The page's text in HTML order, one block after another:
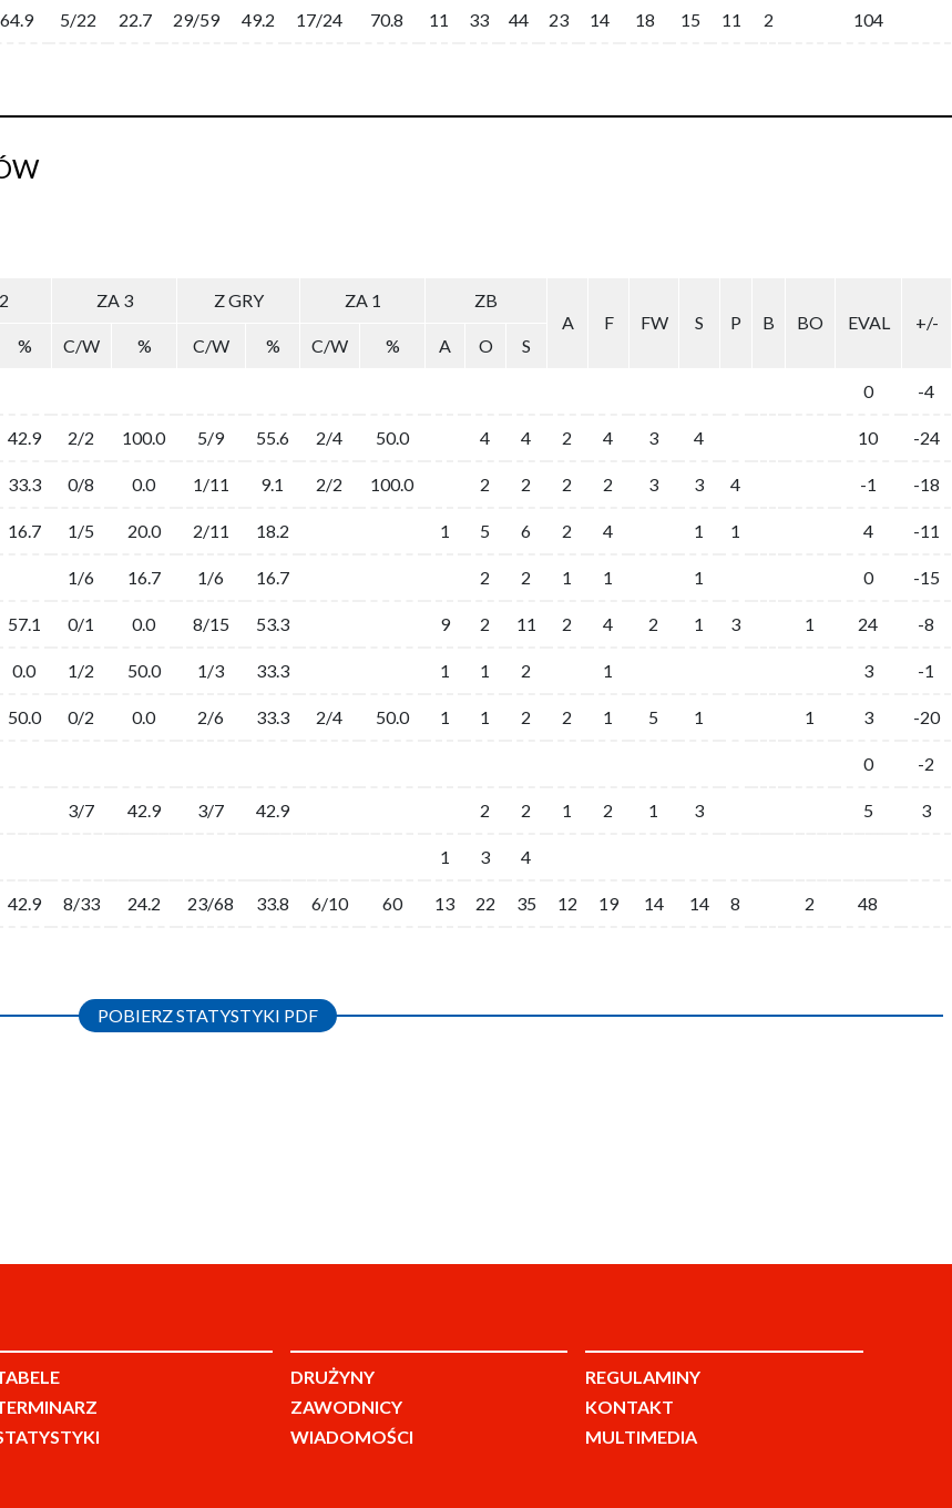
64.9 5/22 22.7 29/59 49.2 17/24 70.8 11 33 44 23 14 18 15 11 2 104
ZA 3 Z GRY ZA 1
ZB
A
F FW S P B BO EVAL
+/-
% C/W % C/W % C/W % A O S
0 -4
42.9 2/2 100.0 5/9 55.6 2/4 50.0 4 4 2 4 3 4 10 -24
33.3 0/8 0.0 1/11 9.1 2/2 100.0 2 2 2 2 3 3 4 -1 -18
16.7 1/5 20.0 2/11 18.2 1 5 6 2 4 1 1 4 -11
1/6 16.7 1/6 16.7 2 2 1 1 1 0 -15
57.1 0/1 0.0 8/15 53.3 9 2 11 2 4 2 1 3 1 24 -8
0.0 1/2 50.0 1/3 33.3 1 1 2 1 3 -1
50.0 0/2 0.0 2/6 33.3 2/4 50.0 1 1 2 2 1 5 1 1 3 -20
0 -2
3/7 42.9 3/7 42.9 2 2 1 2 1 3 5 3
1 3 4
42.9 8/33 24.2 23/68 33.8 6/10 60 13 22 35 12 19 14 14 8 2 48
POBIERZ STATYSTYKI PDF
DRUŻYNY
ZAWODNICY
WIADOMOŚCI
REGULAMINY
KONTAKT
MULTIMEDIA